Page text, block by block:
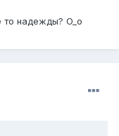
то надежды? O_o